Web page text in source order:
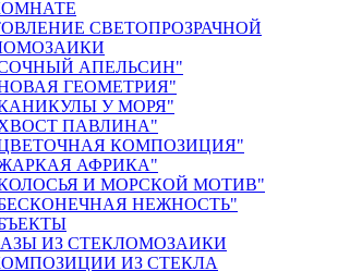
СВЕТОПРОЗРАЧНОЙ
АПЕЛЬСИН"
ГЕОМЕТРИЯ"
У МОРЯ"
ПАВЛИНА"
КОМПОЗИЦИЯ"
АФРИКА"
И МОРСКОЙ МОТИВ"
НЕЖНОСТЬ"
ИЗ СТЕКЛОМОЗАИКИ
ИЗ СТЕКЛА